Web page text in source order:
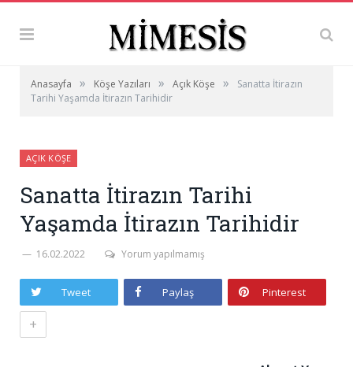
Anasayfa » Köşe Yazıları » Açık Köşe »
Sanatta İtirazın
Tarihi Yaşamda İtirazın Tarihidir
AÇIK KÖŞE
Sanatta İtirazın Tarihi
Yaşamda İtirazın Tarihidir
16.02.2022 Yorum yapılmamış
Tweet Paylaş Pinterest
+